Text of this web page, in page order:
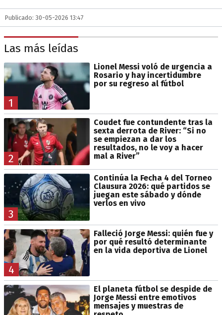
Publicado: 30-05-2026 13:47
Las más leídas
1
Lionel Messi voló de urgencia a
Rosario y hay incertidumbre
por su regreso al fútbol
2
Coudet fue contundente tras la
sexta derrota de River: “Si no
se empiezan a dar los
resultados, no le voy a hacer
mal a River”
3
Continúa la Fecha 4 del Torneo
Clausura 2026: qué partidos se
juegan este sábado y dónde
verlos en vivo
4
Falleció Jorge Messi: quién fue y
por qué resultó determinante
en la vida deportiva de Lionel
El planeta fútbol se despide de
Jorge Messi entre emotivos
mensajes y muestras de